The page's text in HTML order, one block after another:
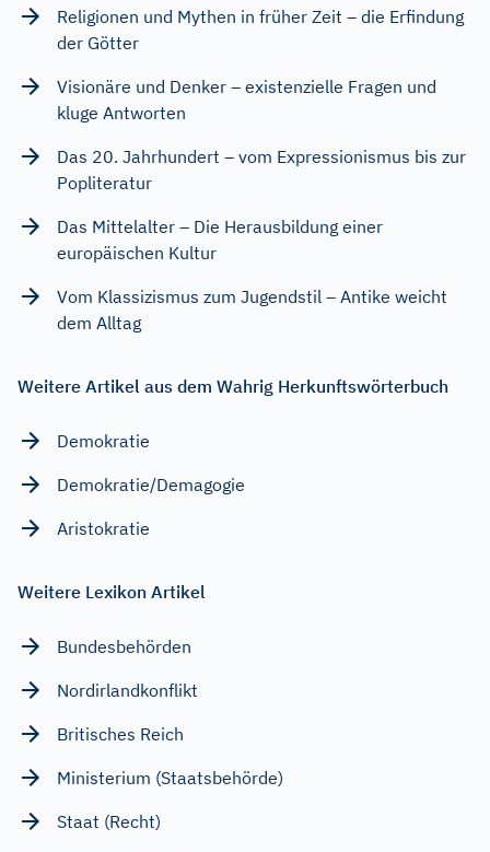
Religionen und Mythen in früher Zeit – die Erfindung
der Götter
Visionäre und Denker – existenzielle Fragen und
kluge Antworten
Das 20. Jahrhundert – vom Expressionismus bis zur
Popliteratur
Das Mittelalter – Die Herausbildung einer
europäischen Kultur
Vom Klassizismus zum Jugendstil – Antike weicht
dem Alltag
Weitere Artikel aus dem Wahrig Herkunftswörterbuch
Demokratie
Demokratie/Demagogie
Aristokratie
Weitere Lexikon Artikel
Bundesbehörden
Nordirlandkonflikt
Britisches Reich
Ministerium (Staatsbehörde)
Staat (Recht)